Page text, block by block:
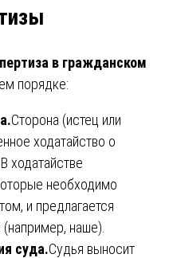
в гражданском
порядке:
Сторона (истец или
ходатайство о
ходатайстве
необходимо
и предлагается
наше).
суда.Судья выносит